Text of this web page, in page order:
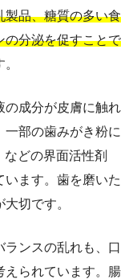
製品、糖質の多い食
の分泌を促すことで
の成分が皮膚に触れ
一部の歯みがき粉に
どの界面活性剤
ます。歯を磨いた
切です。
ランスの乱れも、口
えられています。腸